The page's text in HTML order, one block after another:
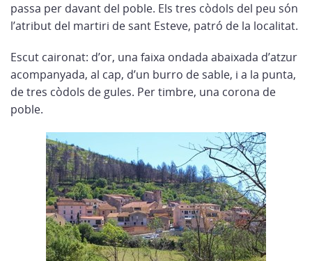
passa per davant del poble. Els tres còdols del peu són
l’atribut del martiri de sant Esteve, patró de la localitat.
Escut caironat: d’or, una faixa ondada abaixada d’atzur
acompanyada, al cap, d’un burro de sable, i a la punta,
de tres còdols de gules. Per timbre, una corona de
poble.